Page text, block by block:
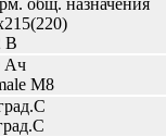
общ. назначения
В
Ач
M8